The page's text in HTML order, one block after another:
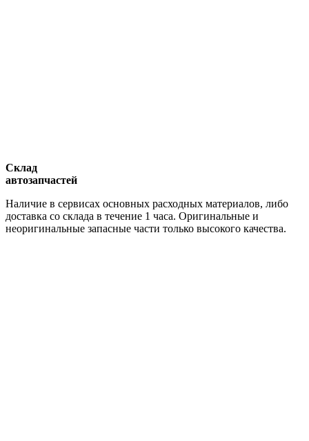
Склад
автозапчастей
Наличие в сервисах основных расходных материалов, либо
доставка со склада в течение 1 часа. Оригинальные и
неоригинальные запасные части только высокого качества.